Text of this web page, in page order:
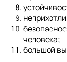
человека;
большой